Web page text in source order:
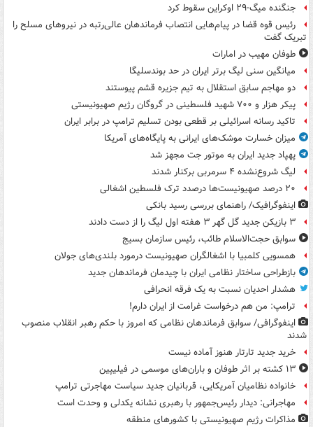
جنگنده میگ-۲۹ اوکراین سقوط کرد
رئیس قوه قضا در پیام‌هایی انتصاب‌ فرماندهان عالی‌رتبه در نیروهای مسلح را
تبریک گفت
طوفان مهیب در امارات
میانگین سنی لیگ برتر ایران در حد بوندسلیگا
دو مهاجم سابق استقلال به تیم جزیره قشم پیوستند
پیکر هزار و ۷۰۰ شهید فلسطینی در گروگان رژیم صهیونیستی
تاکید رسانه اسرائیلی بر قطعی بودن تسلیم ترامپ در برابر ایران
میزان خسارت موشک‌های ایرانی به پایگاه‌های آمریکا
پهپاد جدید ایران به موتور جت مجهز شد
لیگ شروع‌نشده ۴ سرمربی برکنار شدند
۲۰ درصد صهیونیست‌ها درصدد ترک فلسطین اشغالی
اینفوگرافیک/ راهنمای بررسی رسید بانکی
۳ بازیکن جدید گل گهر ۳ هفته اول لیگ را از دست دادند
سوابق حجت‌الاسلام طائب، رئیس سازمان بسیج
همسویی کلمبیا با اشغالگران صهیونیست درمورد بلندی‌های جولان
بازطراحی ساختار نظامی ایران با چیدمان فرماندهان جدید
هشدار احدیان نسبت به یک فرقه انحرافی
ترامپ: من هم درخواست غرامت از ایران دارم!
اینفوگرافی/ سوابق فرماندهان نظامی که امروز با حکم رهبر انقلاب منصوب
شدند
خرید جدید تارتار هنوز آماده نیست
۱۳ کشته بر اثر طوفان و باران‌های موسمی در فیلیپین
خانواده نظامیان آمریکایی، قربانیان جدید سیاست مهاجرتی ترامپ
مهاجرانی: دیدار رئیس‌جمهور با رهبری نشانه یکدلی و وحدت است
مذاکرات رژیم صهیونیستی با کشورهای منطقه